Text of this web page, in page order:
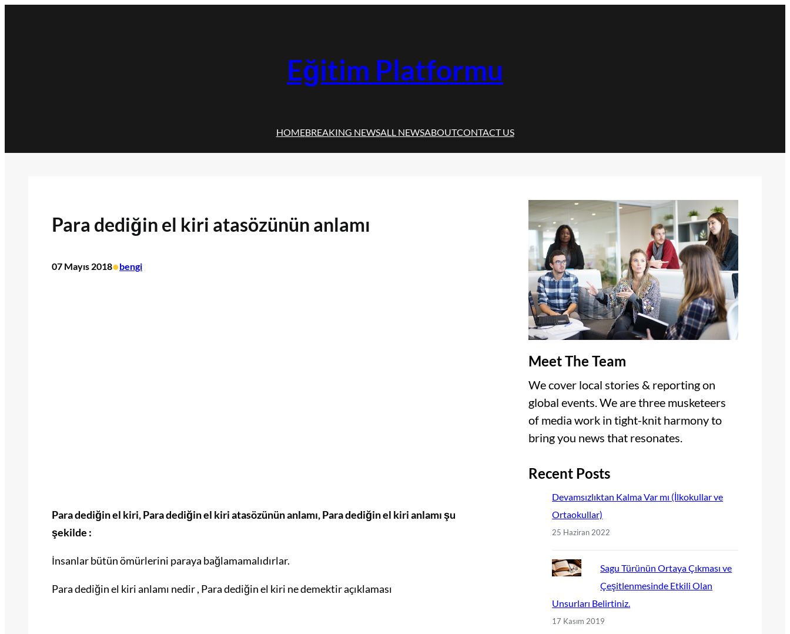
Eğitim Platformu
HOMEBREAKING NEWSALL NEWSABOUTCONTACT US
Para dediğin el kiri atasözünün anlamı
07 Mayıs 2018•bengi
Para dediğin el kiri, Para dediğin el kiri atasözünün anlamı, Para dediğin el kiri anlamı şu
şekilde :
İnsanlar bütün ömürlerini paraya bağlamamalıdırlar.
Para dediğin el kiri anlamı nedir , Para dediğin el kiri ne demektir açıklaması
Meet The Team
We cover local stories & reporting on
global events. We are three musketeers
of media work in tight-knit harmony to
bring you news that resonates.
Recent Posts
Devamsızlıktan Kalma Var mı (İlkokullar ve
Ortaokullar)
25 Haziran 2022
Sagu Türünün Ortaya Çıkması ve
Çeşitlenmesinde Etkili Olan
Unsurları Belirtiniz.
17 Kasım 2019